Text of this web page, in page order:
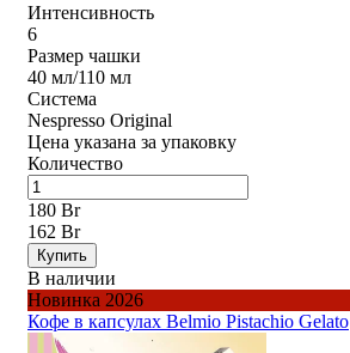
Интенсивность
6
Размер чашки
40 мл/110 мл
Система
Nespresso Original
Цена указана за упаковку
Количество
180 Br
162 Br
Купить
В наличии
Новинка 2026
Кофе в капсулах Belmio Pistachio Gelato